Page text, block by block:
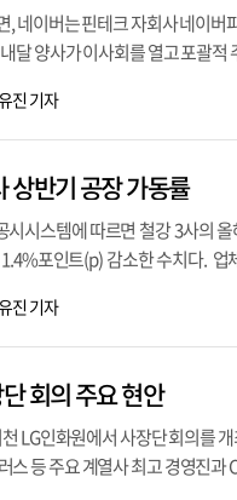
, 네이버는 핀테크 자회사 네이
달 양사가 이사회를 열고 포괄적
진 기자
상반기 공장 가동률
시시스템에 따르면 철강 3사의
포인트(p) 감소한 수치다. 업
진 기자
회의 주요 현안
LG인화원에서 사장단 회의를
스 등 주요 계열사 최고 경영진과